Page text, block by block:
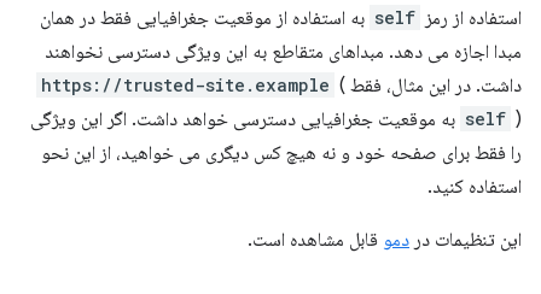
استفاده از رمز self به استفاده از موقعیت جغرافیایی فقط در همان
مبدا اجازه می دهد. مبداهای متقاطع به این ویژگی دسترسی نخواهند
داشت. در این مثال، فقط
https://trusted-site.example (
self ) به موقعیت جغرافیایی دسترسی خواهد داشت. اگر این ویژگی
را فقط برای صفحه خود و نه هیچ کس دیگری می خواهید، از این نحو
استفاده کنید.
این تنظیمات در دمو قابل مشاهده است.